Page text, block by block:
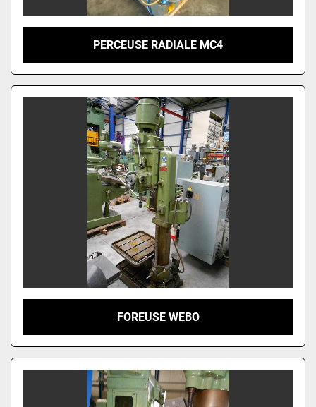
PERCEUSE RADIALE MC4
FOREUSE WEBO